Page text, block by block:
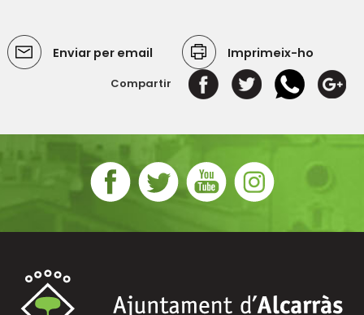
Enviar per email Imprimeix-ho
Compartir